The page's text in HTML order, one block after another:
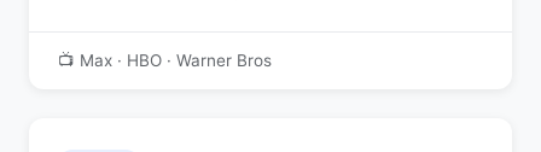
📺 Max · HBO · Warner Bros